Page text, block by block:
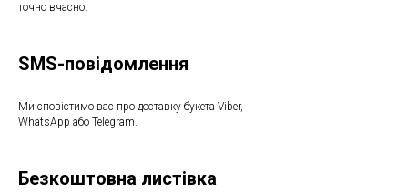
точно вчасно.
SMS-повідомлення
Ми сповістимо вас про доставку букета Viber,
WhatsApp або Telegram.
Безкоштовна листівка